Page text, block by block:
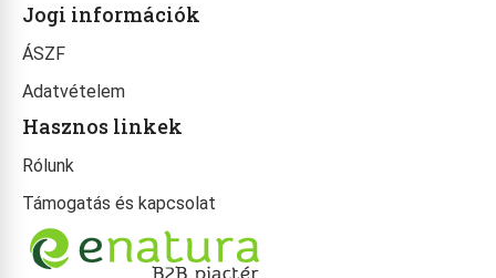
Jogi információk
ÁSZF
Adatvételem
Hasznos linkek
Rólunk
Támogatás és kapcsolat